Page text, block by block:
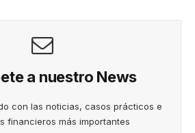
a nuestro News
con las noticias, casos prácticos e
financieros más importantes